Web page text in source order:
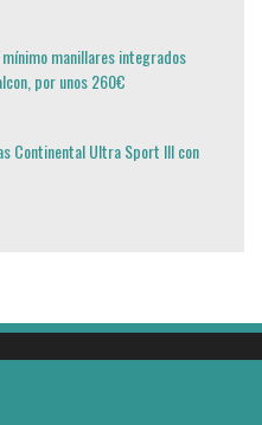
manillares integrados
por unos 260€
Continental Ultra Sport III con